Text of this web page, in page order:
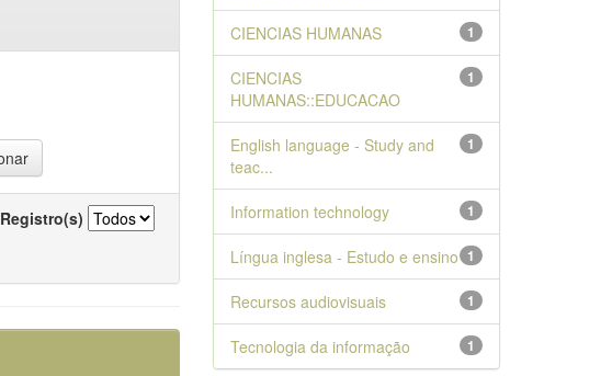
Registro(s)
1
CIENCIAS HUMANAS
1
CIENCIAS
HUMANAS::EDUCACAO
1
English language - Study and
teac...
1
Information technology
1
Língua inglesa - Estudo e ensino
1
Recursos audiovisuais
1
Tecnologia da informação